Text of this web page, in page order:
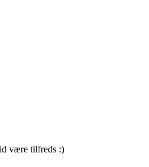
være tilfreds :)